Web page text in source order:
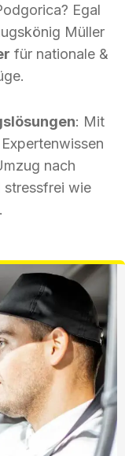
Egal
Müller
für nationale &
: Mit
nach
stressfrei wie